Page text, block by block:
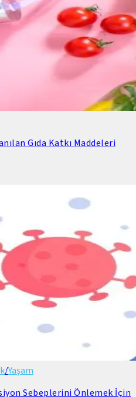
Gıda Katkı Maddeleri
/Yaşam
Sebeplerini Önlemek İçin